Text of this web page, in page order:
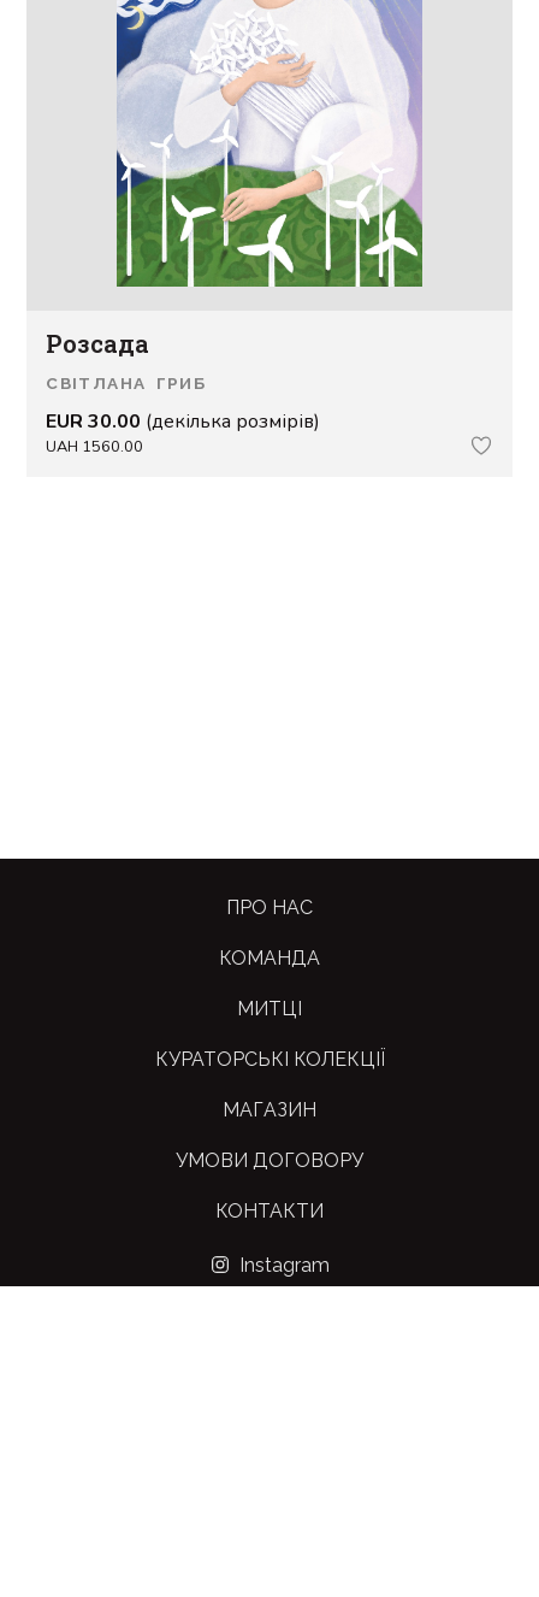
Розсада
СВІТЛАНА ГРИБ
EUR 30.00 (декілька розмірів)
UAH 1560.00
ПРО НАС
КОМАНДА
МИТЦІ
КУРАТОРСЬКІ КОЛЕКЦІЇ
МАГАЗИН
УМОВИ ДОГОВОРУ
КОНТАКТИ
Instagram